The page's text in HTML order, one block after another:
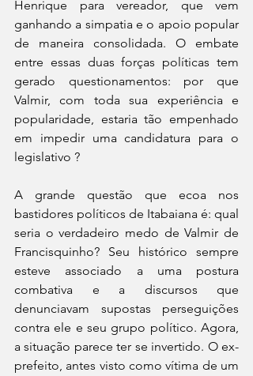
Henrique para vereador, que vem
ganhando a simpatia e o apoio popular
de maneira consolidada. O embate
entre essas duas forças políticas tem
gerado questionamentos: por que
Valmir, com toda sua experiência e
popularidade, estaria tão empenhado
em impedir uma candidatura para o
legislativo ?
A grande questão que ecoa nos
bastidores políticos de Itabaiana é: qual
seria o verdadeiro medo de Valmir de
Francisquinho? Seu histórico sempre
esteve associado a uma postura
combativa e a discursos que
denunciavam supostas perseguições
contra ele e seu grupo político. Agora,
a situação parece ter se invertido. O ex-
prefeito, antes visto como vítima de um